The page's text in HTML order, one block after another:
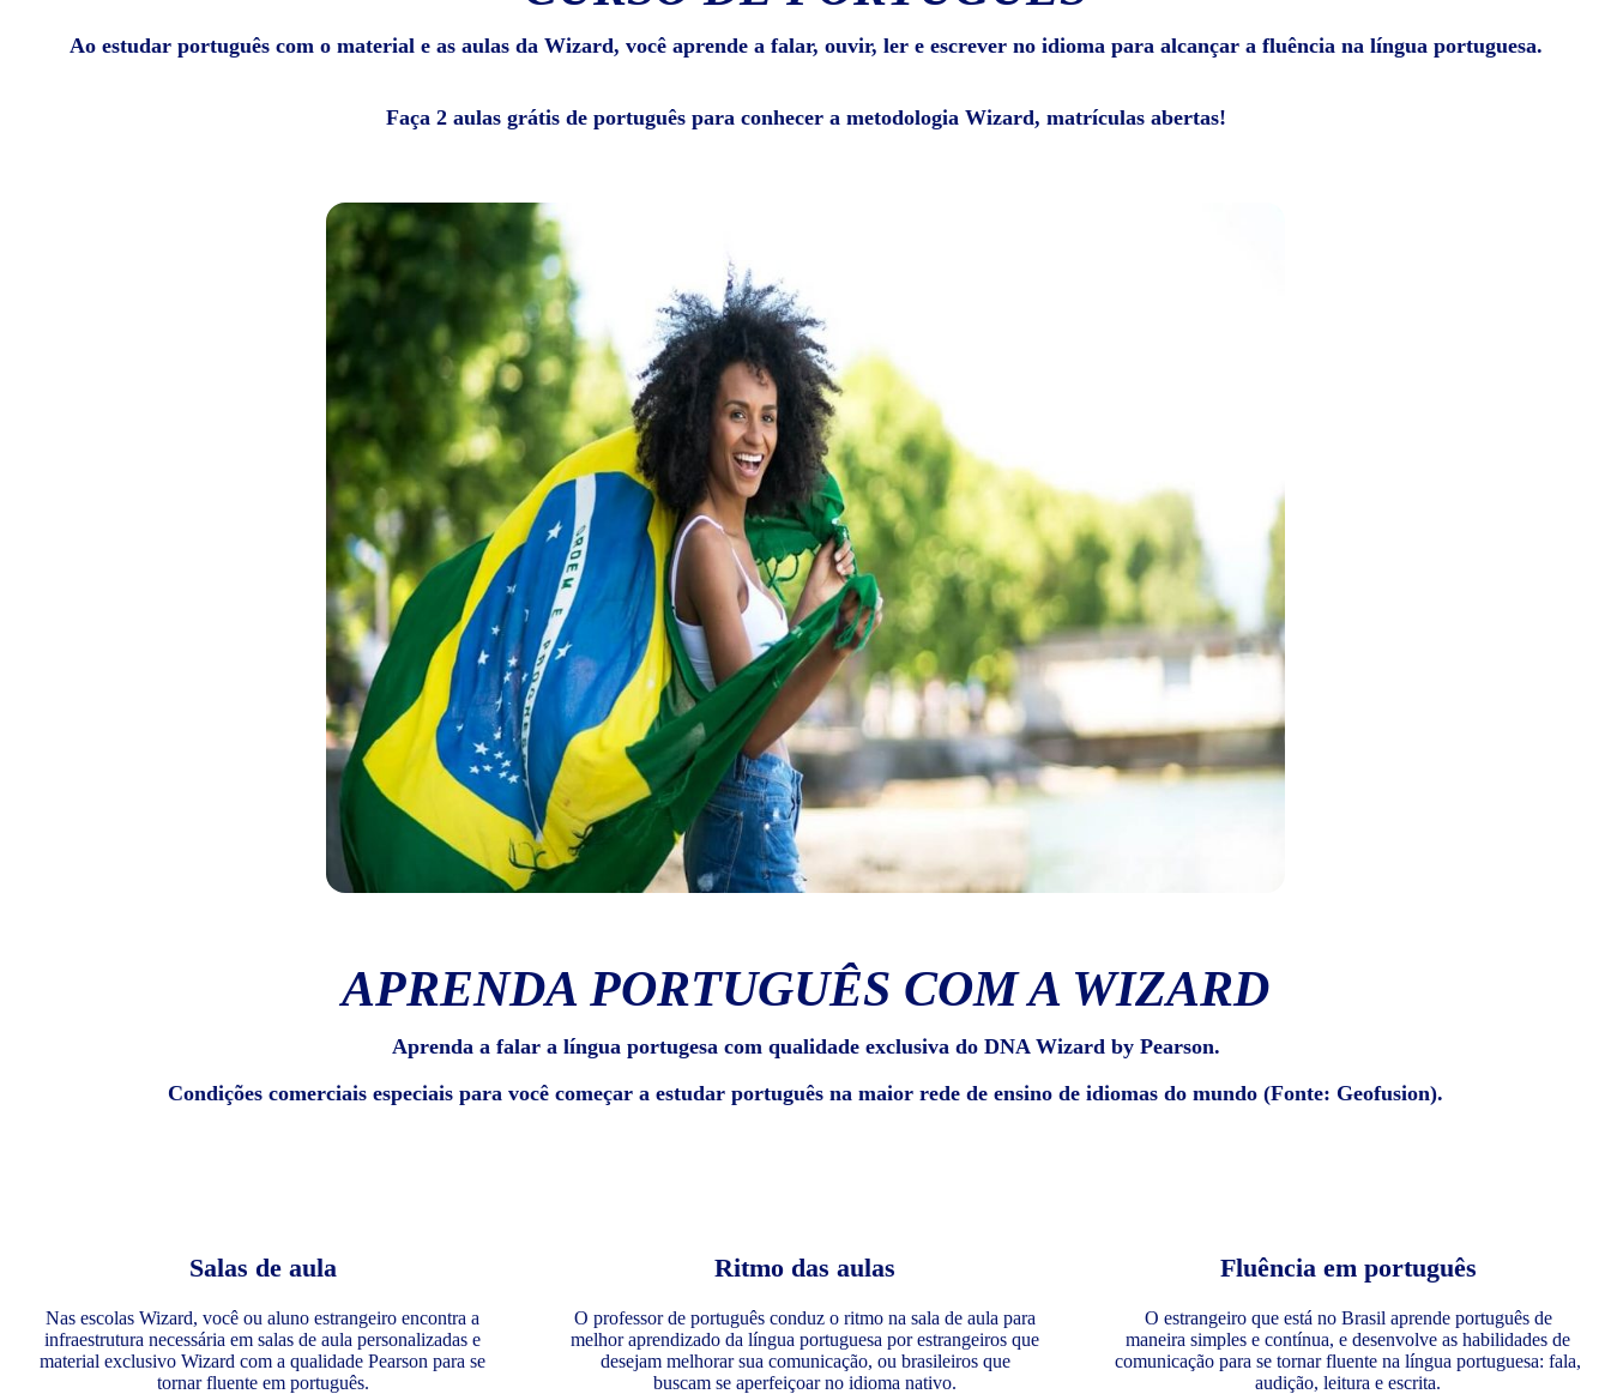
Ao estudar português com o material e as aulas da Wizard, você aprende a falar, ouvir, ler e escrever no idioma para alcançar a fluência na língua portuguesa.
Faça 2 aulas grátis de português para conhecer a metodologia Wizard, matrículas abertas!
APRENDA PORTUGUÊS COM A WIZARD
Aprenda a falar a língua portugesa com qualidade exclusiva do DNA Wizard by Pearson.
Condições comerciais especiais para você começar a estudar português na maior rede de ensino de idiomas do mundo (Fonte: Geofusion).
Salas de aula
Nas escolas Wizard, você ou aluno estrangeiro encontra a
infraestrutura necessária em salas de aula personalizadas e
material exclusivo Wizard com a qualidade Pearson para se
tornar fluente em português.
Ritmo das aulas
O professor de português conduz o ritmo na sala de aula para
melhor aprendizado da língua portuguesa por estrangeiros que
desejam melhorar sua comunicação, ou brasileiros que
buscam se aperfeiçoar no idioma nativo.
Fluência em português
O estrangeiro que está no Brasil aprende português de
maneira simples e contínua, e desenvolve as habilidades de
comunicação para se tornar fluente na língua portuguesa: fala,
audição, leitura e escrita.